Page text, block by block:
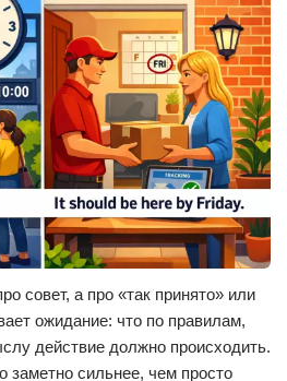
совет, а про «так принято» или
ожидание: что по правилам,
действие должно происходить.
заметно сильнее, чем просто